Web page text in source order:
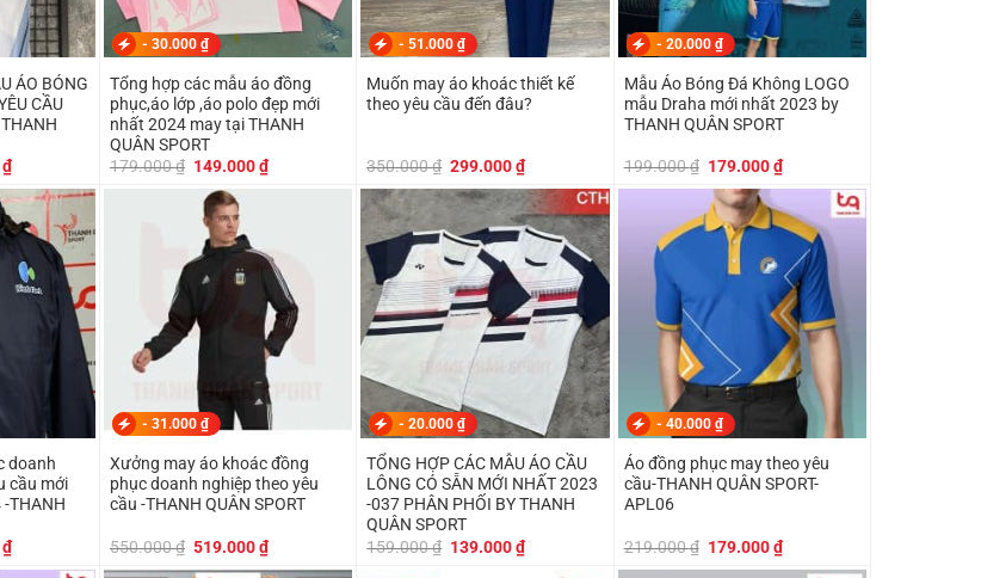
ÁO BÓNG
₫Giá
hiện
tại
là:
149.000 ₫.
- 30.000 ₫
Tổng hợp các mẫu áo đồng
phục,áo lớp ,áo polo đẹp mới
nhất 2024 may tại THANH
QUÂN SPORT
179.000₫ Giá
là:
179.000 ₫.
149.000₫Giá
hiện
-51.000₫
Muốn may áo khoác thiết kế
theo yêu cầu đến đâu?
350.000₫ Giá
là:
350.000 ₫.
299.000₫Giá
hiện
tại
là:
299.000 ₫.
- 20.000 ₫
Mẫu Áo Bóng Đá Không LOGO
mẫu Draha mới nhất 2023 by
THANH QUÂN SPORT
199.000₫ Giá
là:
199.000 ₫.
179.000₫Giá
hiện
là:
179.000 ₫.
doanh
THANH
₫Giá
hiện
- 31.000 ₫
Xưởng may áo khoác đồng
phục doanh nghiệp theo yêu
cầu -THANH QUÂN SPORT
550.000₫ Giá
519.000₫Giá
hiện
-20.000₫
TỔNG HỢP CÁC MẪU ÁO CẦU
LÔNG CÓ SẴN MỚI NHẤT 2023
-037 PHÂN PHỐI BY THANH
QUÂN SPORT
159.000₫ Giá
139.000₫Giá
hiện
- 40.000 ₫
Áo đồng phục may theo yêu
cầu-THANH QUÂN SPORT-
APL06
219.000₫ Giá
179.000₫Giá
hiện